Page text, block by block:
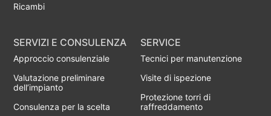
Ricambi
SERVIZI E CONSULENZA
Approccio consulenziale
Valutazione preliminare
dell’impianto
Consulenza per la scelta
SERVICE
Tecnici per manutenzione
Visite di ispezione
Protezione torri di
raffreddamento